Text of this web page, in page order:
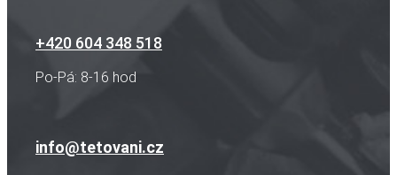
+420 604 348 518
Po-Pá: 8-16 hod
info@tetovani.cz